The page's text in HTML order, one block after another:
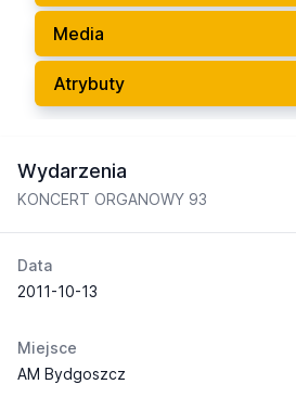
Media
Atrybuty
Wydarzenia
KONCERT ORGANOWY 93
Data
2011-10-13
Miejsce
AM Bydgoszcz